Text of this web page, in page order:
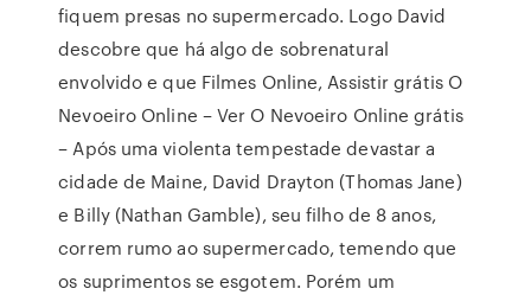
fiquem presas no supermercado. Logo David
descobre que há algo de sobrenatural
envolvido e que Filmes Online, Assistir grátis O
Nevoeiro Online – Ver O Nevoeiro Online grátis
– Após uma violenta tempestade devastar a
cidade de Maine, David Drayton (Thomas Jane)
e Billy (Nathan Gamble), seu filho de 8 anos,
correm rumo ao supermercado, temendo que
os suprimentos se esgotem. Porém um